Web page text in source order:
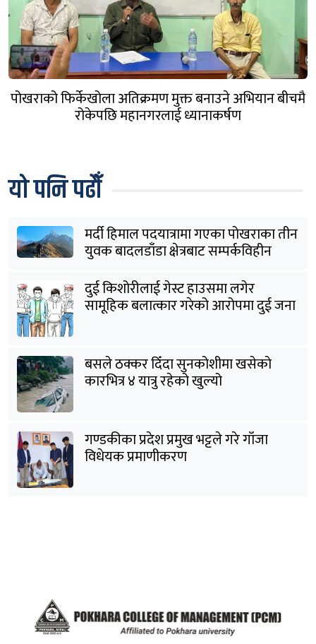
पोखराको फिर्केखोला अतिक्रमण मुक्त बनाउने अभियान बीचमै
रोकेपछि महानगरलाई ध्यानाकर्षण
यो पनि पढौँ
मर्दी हिमाल पदयात्रामा गएका पोखराका तीन
युवक बादलडाँडा क्षेत्रबाट सम्पर्कविहीन
दुई किशोरीलाई गेस्ट हाउसमा लगेर
सामूहिक बलात्कार गरेको आरोपमा दुई जना
पक्राउ
बसले ठक्कर दिँदा सुनकोशीमा खसेकाे
कारभित्र ४ यात्रु रहेको खुल्यो
गण्डकीका प्रदेश प्रमुख भट्टले गरे गाँजा
विधेयक प्रमाणीकरण